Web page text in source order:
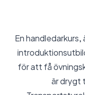
En
för att få
är drygt